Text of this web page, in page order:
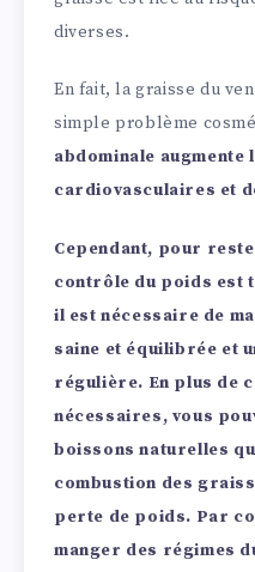
diverses.
En fait, la graisse du
simple problème
abdominale augmente
cardiovasculaires et
Cependant, pour
contrôle du poids est
il est nécessaire de
saine et équilibrée et
régulière. En plus de
nécessaires, vous
boissons naturelles
combustion des
perte de poids. Par
manger des régimes